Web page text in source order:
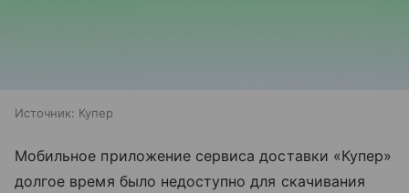
Источник: Купер
Мобильное приложение сервиса доставки «Купер»
долгое время было недоступно для скачивания